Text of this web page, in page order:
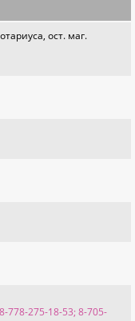
ост. маг.
778-275-18-53; 8-705-